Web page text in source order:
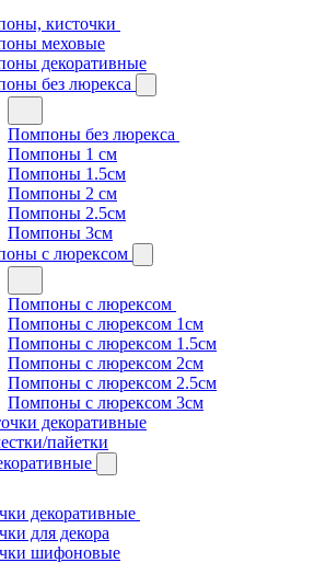
кисточки
меховые
декоративные
без люрекса
Помпоны без люрекса
Помпоны 1 см
Помпоны 1.5см
Помпоны 2 см
Помпоны 2.5см
Помпоны 3см
с люрексом
Помпоны с люрексом
Помпоны с люрексом 1см
Помпоны с люрексом 1.5см
Помпоны с люрексом 2см
Помпоны с люрексом 2.5см
Помпоны с люрексом 3см
декоративные
пайетки
декоративные
для декора
шифоновые